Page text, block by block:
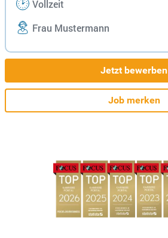
Vollzeit
Frau Mustermann
Jetzt bewerben
Job merken